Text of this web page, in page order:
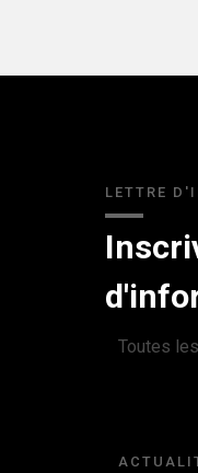
LETTRE
Toutes